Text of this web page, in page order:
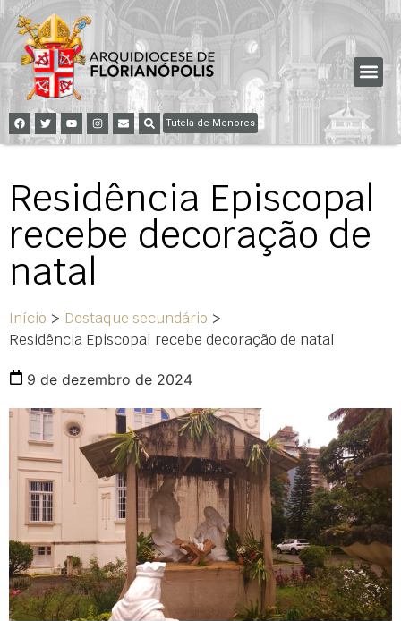
Tutela de Menores
Residência Episcopal
recebe decoração de
natal
Início > Destaque secundário >
Residência Episcopal recebe decoração de natal
9 de dezembro de 2024